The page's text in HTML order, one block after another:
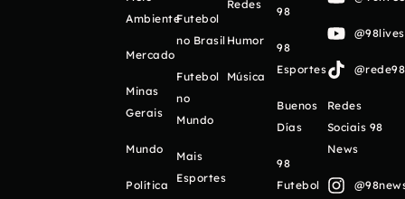
Ambiente
Mercado
Minas
Gerais
Mundo
Política
Futebol
no Brasil
Futebol
no
Mundo
Mais
Esportes
Redes
Humor
Música
98
98
Esportes
Buenos
Días
98
Futebol
Redes
Sociais 98
News